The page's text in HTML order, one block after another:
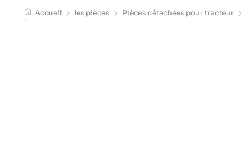
Accueil les pièces Pièces détachées pour tracteur